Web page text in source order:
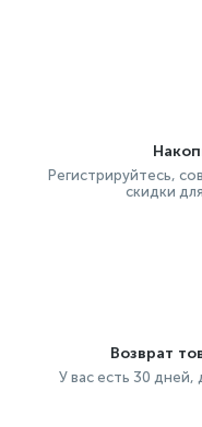
Регистрируйтесь,
скидки
Возврат
У вас есть 30 дней,